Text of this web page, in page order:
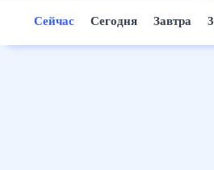
Сейчас Сегодня Завтра